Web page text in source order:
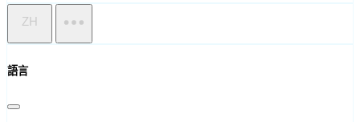
ZH
語言